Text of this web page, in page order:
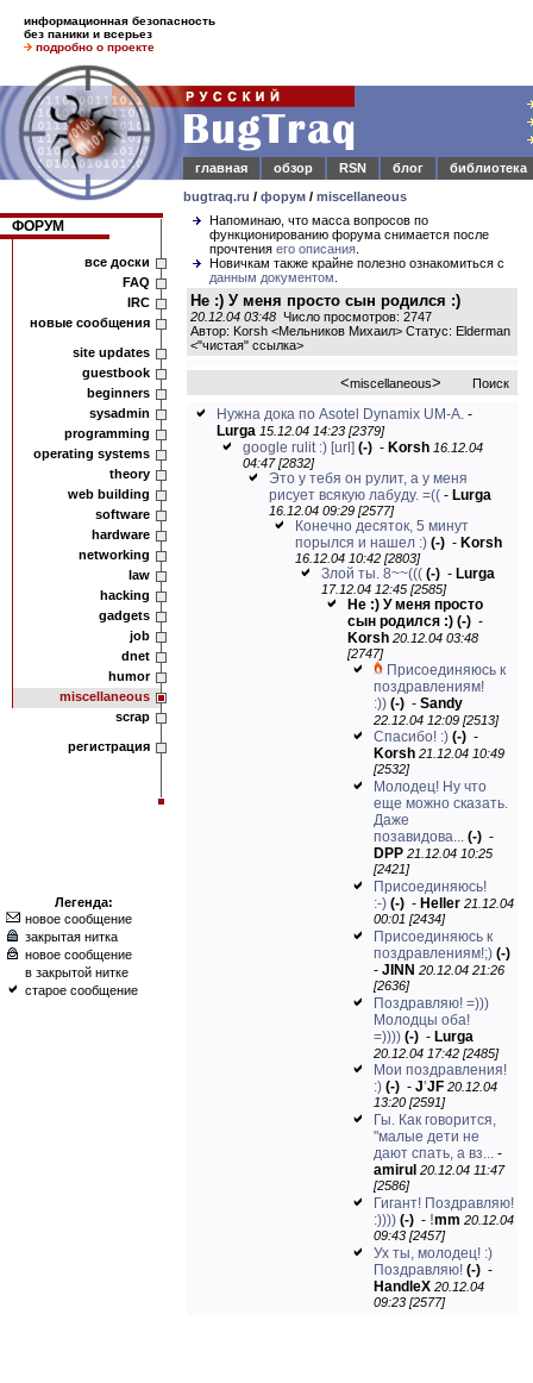
информационная безопасность
без паники и всерьез
подробно о проекте
главная обзор RSN блог
библиотека
bugtraq.ru / форум / miscellaneous
ФОРУМ
все доски
FAQ
IRC
новые сообщения
site updates
guestbook
beginners
sysadmin
programming
operating systems
theory
web building
software
hardware
networking
law
hacking
gadgets
job
dnet
humor
miscellaneous
scrap
регистрация
Легенда:
новое сообщение
закрытая нитка
новое сообщение
в закрытой нитке
старое сообщение
Напоминаю, что масса вопросов по
функционированию форума снимается после
прочтения его описания
Новичкам также крайне полезно ознакомиться с
данным документом
Не :) У меня просто сын родился :)
20.12.04 03:48 Число просмотров: 2747
Автор: Korsh <Мельников Михаил> Статус: Elderman
<"чистая" ссылка>
<miscellaneous> Поиск
Нужна дока по Asotel Dynamix UM-A. -
Lurga 15.12.04 14:23 [2379]
google rulit :) [url] (-) - Korsh 16.12.04
04:47 [2832]
Это у тебя он рулит, а у меня
рисует всякую лабуду. =(( - Lurga
16.12.04 09:29 [2577]
Конечно десяток, 5 минут
порылся и нашел :) (-) - Korsh
16.12.04 10:42 [2803]
Злой ты. 8~~((( (-) - Lurga
17.12.04 12:45 [2585]
Не :) У меня просто
сын родился :) (-) -
Korsh 20.12.04 03:48
[2747]
Присоединяюсь к
поздравлениям!
:)) (-) - Sandy
22.12.04 12:09 [2513]
Спасибо! :) (-) -
Korsh 21.12.04 10:49
[2532]
Молодец! Ну что
еще можно сказать.
Даже
позавидова... (-) -
DPP 21.12.04 10:25
[2421]
Присоединяюсь!
:-) (-) - Heller 21.12.04
00:01 [2434]
Присоединяюсь к
поздравлениям!;) (-)
- JINN 20.12.04 21:26
[2636]
Поздравляю! =)))
Молодцы оба!
=)))) (-) - Lurga
20.12.04 17:42 [2485]
Мои поздравления!
:) (-) - J'JF 20.12.04
13:20 [2591]
Гы. Как говорится,
"малые дети не
дают спать, а вз... -
amirul 20.12.04 11:47
[2586]
Гигант! Поздравляю!
:)))) (-) - !mm 20.12.04
09:43 [2457]
Ух ты, молодец! :)
Поздравляю! (-) -
HandleX 20.12.04
09:23 [2577]